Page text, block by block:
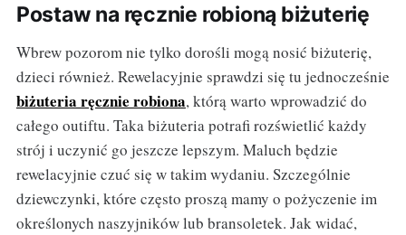
Postaw na ręcznie robioną biżuterię
Wbrew pozorom nie tylko dorośli mogą nosić biżuterię,
dzieci również. Rewelacyjnie sprawdzi się tu jednocześnie
biżuteria ręcznie robiona, którą warto wprowadzić do
całego outiftu. Taka biżuteria potrafi rozświetlić każdy
strój i uczynić go jeszcze lepszym. Maluch będzie
rewelacyjnie czuć się w takim wydaniu. Szczególnie
dziewczynki, które często proszą mamy o pożyczenie im
określonych naszyjników lub bransoletek. Jak widać,